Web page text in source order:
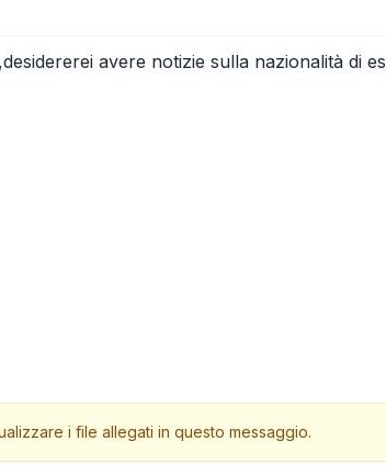
avere notizie sulla nazionalità di
i file allegati in questo messaggio.